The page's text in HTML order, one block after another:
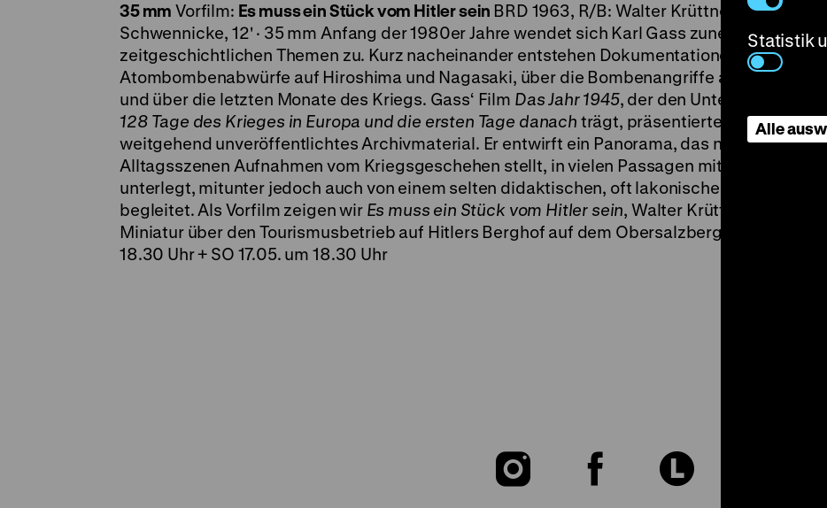
35 mm Vorfilm: Es muss ein Stück vom Hitler sein BRD 1963, R/B: Walter Krüttner, K: Fritz
Schwennicke, 12' · 35 mm Anfang der 1980er Jahre wendet sich Karl Gass zunehmend
zeitgeschichtlichen Themen zu. Kurz nacheinander entstehen Dokumentationen über die
Atombombenabwürfe auf Hiroshima und Nagasaki, über die Bombenangriffe auf Berlin 1944
und über die letzten Monate des Kriegs. Gass‘ Film Das Jahr 1945, der den Untertitel
128 Tage des Krieges in Europa und die ersten Tage danach trägt, präsentierte seinerzeit
weitgehend unveröffentlichtes Archivmaterial. Er entwirft ein Panorama, das neben
Alltagsszenen Aufnahmen vom Kriegsgeschehen stellt, in vielen Passagen mit Originalton
unterlegt, mitunter jedoch auch von einem selten didaktischen, oft lakonischen Kommentar
begleitet. Als Vorfilm zeigen wir Es muss ein Stück vom Hitler sein, Walter Krüttners
Miniatur über den Tourismusbetrieb auf Hitlers Berghof auf dem Obersalzberg. (ft) FR 15.05.
18.30 Uhr + SO 17.05. um 18.30 Uhr
Zu
Zu
Zu
Statistik
Alle